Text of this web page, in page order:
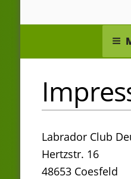
Labrador Club
Hertzstr. 16
48653 Coesfeld